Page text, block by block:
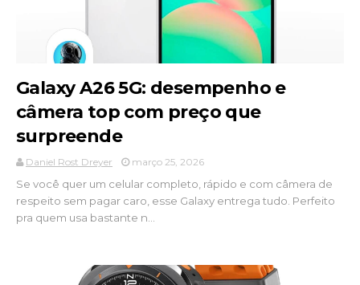
Galaxy A26 5G: desempenho e
câmera top com preço que
surpreende
Daniel Rost Dreyer março 25, 2026
Se você quer um celular completo, rápido e com câmera de
respeito sem pagar caro, esse Galaxy entrega tudo. Perfeito
pra quem usa bastante n...